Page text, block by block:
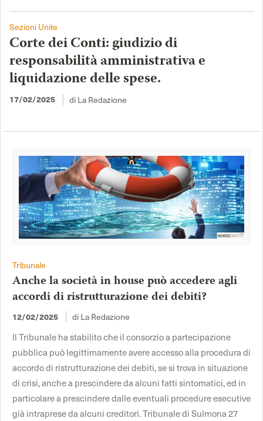
Sezioni Unite
Corte dei Conti: giudizio di
responsabilità amministrativa e
liquidazione delle spese.
17/02/2025 di La Redazione
Tribunale
Anche la società in house può accedere agli
accordi di ristrutturazione dei debiti?
12/02/2025 di La Redazione
Il Tribunale ha stabilito che il consorzio a partecipazione
pubblica può legittimamente avere accesso alla procedura di
accordo di ristrutturazione dei debiti, se si trova in situazione
di crisi, anche a prescindere da alcuni fatti sintomatici, ed in
particolare a prescindere dalle eventuali procedure esecutive
già intraprese da alcuni creditori. Tribunale di Sulmona 27